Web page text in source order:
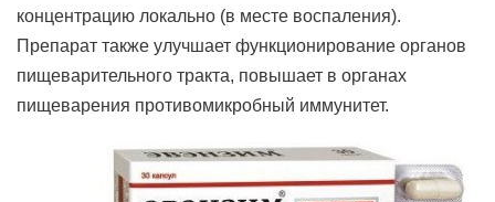
концентрацию локально (в месте воспаления).
Препарат также улучшает функционирование органов
пищеварительного тракта, повышает в органах
пищеварения противомикробный иммунитет.